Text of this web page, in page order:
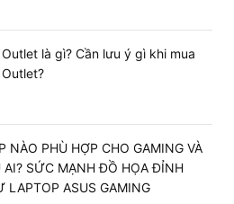
là gì? Cần lưu ý gì khi mua
NÀO PHÙ HỢP CHO GAMING VÀ
AI? SỨC MẠNH ĐỒ HỌA ĐỈNH
LAPTOP ASUS GAMING